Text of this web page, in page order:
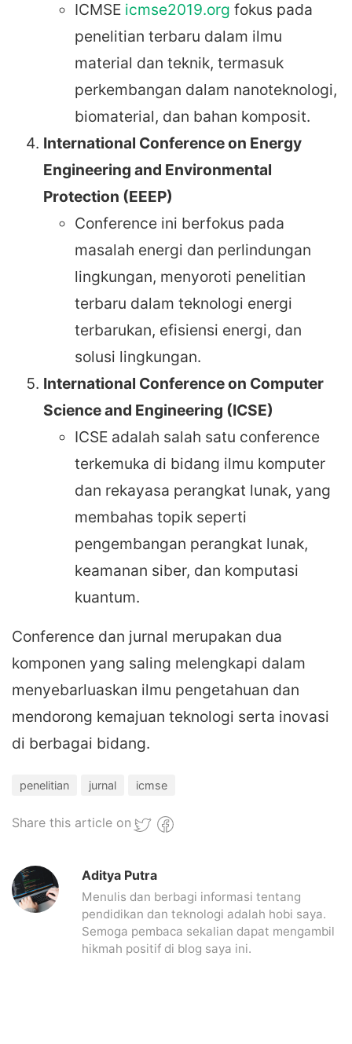
ICMSE icmse2019.org fokus pada
penelitian terbaru dalam ilmu
material dan teknik, termasuk
perkembangan dalam nanoteknologi,
biomaterial, dan bahan komposit.
International Conference on Energy
Engineering and Environmental
Protection (EEEP)
Conference ini berfokus pada
masalah energi dan perlindungan
lingkungan, menyoroti penelitian
terbaru dalam teknologi energi
terbarukan, efisiensi energi, dan
solusi lingkungan.
International Conference on Computer
Science and Engineering (ICSE)
ICSE adalah salah satu conference
terkemuka di bidang ilmu komputer
dan rekayasa perangkat lunak, yang
membahas topik seperti
pengembangan perangkat lunak,
keamanan siber, dan komputasi
kuantum.
Conference dan jurnal merupakan dua
komponen yang saling melengkapi dalam
menyebarluaskan ilmu pengetahuan dan
mendorong kemajuan teknologi serta inovasi
di berbagai bidang.
penelitian jurnal icmse
Share this article on
Aditya Putra
Menulis dan berbagi informasi tentang
pendidikan dan teknologi adalah hobi saya.
Semoga pembaca sekalian dapat mengambil
hikmah positif di blog saya ini.